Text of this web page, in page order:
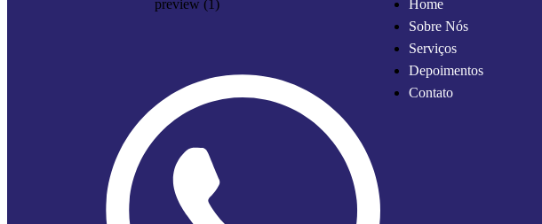
Home
Sobre Nós
Serviços
Depoimentos
Contato